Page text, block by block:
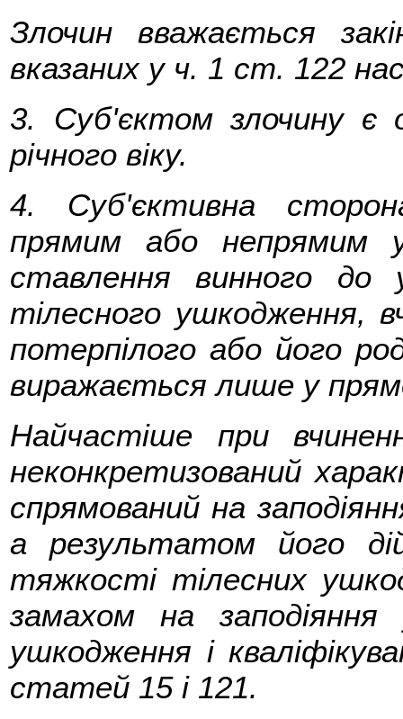
Злочин вважається
вказаних у ч. 1 ст. 122
3. Суб'єктом злочину є
річного віку.
4. Суб'єктивна
прямим або непрямим
ставлення винного до
тілесного ушкодження,
потерпілого або його
виражається лише у
Найчастіше при
неконкретизований
спрямований на
а результатом його
тяжкості тілесних
замахом на
ушкодження і
статей 15 і 121.